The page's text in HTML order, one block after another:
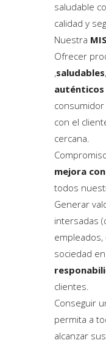
saludable
calidad y
Nuestra
Ofrecer
,saludables,
auténticos
consumidor
con el
cercana.
mejora
todos
Generar
intersadas
sociedad
clientes.
Conseguir
permita a
alcanzar